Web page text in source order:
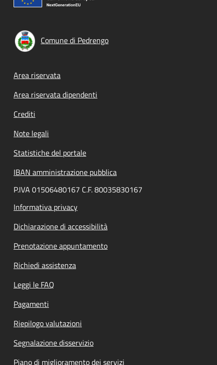
Comune di Pedrengo
Footer menu
Area riservata
Area riservata dipendenti
Crediti
Note legali
Statistiche del portale
IBAN amministrazione pubblica
P.IVA 01506480167 C.F. 80035830167
Informativa privacy
Dichiarazione di accessibilità
Prenotazione appuntamento
Richiedi assistenza
Leggi le FAQ
Pagamenti
Riepilogo valutazioni
Segnalazione disservizio
Piano di miglioramento dei servizi